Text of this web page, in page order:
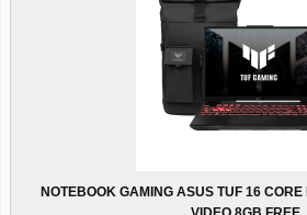
NOTEBOOK GAMING ASUS TUF 16